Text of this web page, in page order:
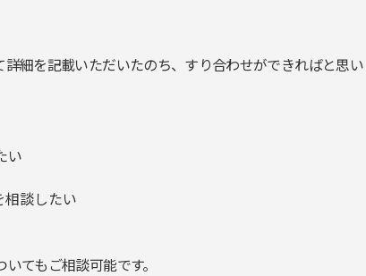
細を記載いただいたのち、すり合わせができればと思い
い
相談したい
てもご相談可能です。